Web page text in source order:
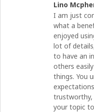
Lino
I am just
what a
enjoyed
lot of
to have an
others
things. You
trustworthy,
your topic